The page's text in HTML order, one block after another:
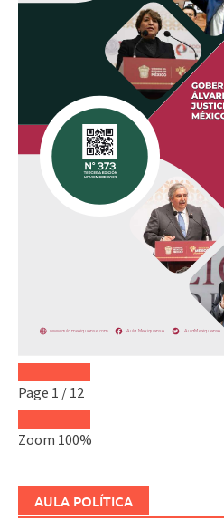
Page 1 / 12
Zoom 100%
AULA POLÍTICA